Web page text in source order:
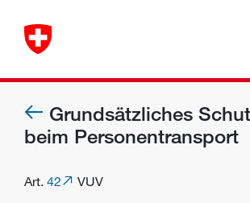
Grundsätzliches
beim Personentransport
Art. 42
VUV